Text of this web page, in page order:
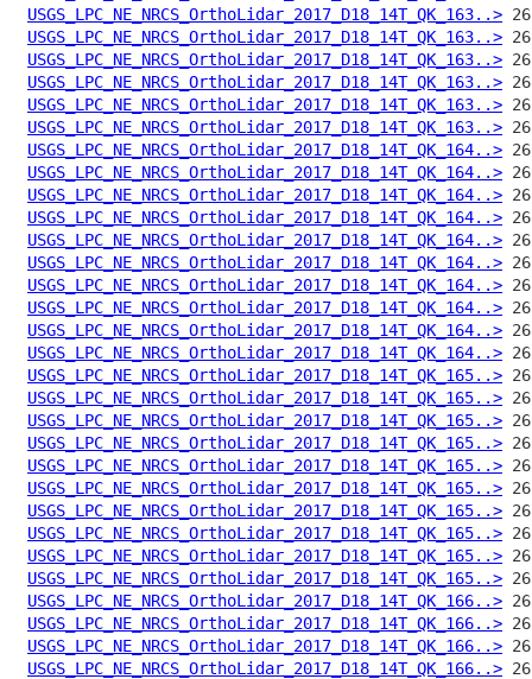
USGS_LPC_NE_NRCS_OrthoLidar_2017_D18_14T_QK_163..>
USGS_LPC_NE_NRCS_OrthoLidar_2017_D18_14T_QK_163..>
USGS_LPC_NE_NRCS_OrthoLidar_2017_D18_14T_QK_163..>
USGS_LPC_NE_NRCS_OrthoLidar_2017_D18_14T_QK_163..>
USGS_LPC_NE_NRCS_OrthoLidar_2017_D18_14T_QK_163..>
USGS_LPC_NE_NRCS_OrthoLidar_2017_D18_14T_QK_163..>
USGS_LPC_NE_NRCS_OrthoLidar_2017_D18_14T_QK_164..>
USGS_LPC_NE_NRCS_OrthoLidar_2017_D18_14T_QK_164..>
USGS_LPC_NE_NRCS_OrthoLidar_2017_D18_14T_QK_164..>
USGS_LPC_NE_NRCS_OrthoLidar_2017_D18_14T_QK_164..>
USGS_LPC_NE_NRCS_OrthoLidar_2017_D18_14T_QK_164..>
USGS_LPC_NE_NRCS_OrthoLidar_2017_D18_14T_QK_164..>
USGS_LPC_NE_NRCS_OrthoLidar_2017_D18_14T_QK_164..>
USGS_LPC_NE_NRCS_OrthoLidar_2017_D18_14T_QK_164..>
USGS_LPC_NE_NRCS_OrthoLidar_2017_D18_14T_QK_164..>
USGS_LPC_NE_NRCS_OrthoLidar_2017_D18_14T_QK_164..>
USGS_LPC_NE_NRCS_OrthoLidar_2017_D18_14T_QK_165..>
USGS_LPC_NE_NRCS_OrthoLidar_2017_D18_14T_QK_165..>
USGS_LPC_NE_NRCS_OrthoLidar_2017_D18_14T_QK_165..>
USGS_LPC_NE_NRCS_OrthoLidar_2017_D18_14T_QK_165..>
USGS_LPC_NE_NRCS_OrthoLidar_2017_D18_14T_QK_165..>
USGS_LPC_NE_NRCS_OrthoLidar_2017_D18_14T_QK_165..>
USGS_LPC_NE_NRCS_OrthoLidar_2017_D18_14T_QK_165..>
USGS_LPC_NE_NRCS_OrthoLidar_2017_D18_14T_QK_165..>
USGS_LPC_NE_NRCS_OrthoLidar_2017_D18_14T_QK_165..>
USGS_LPC_NE_NRCS_OrthoLidar_2017_D18_14T_QK_165..>
USGS_LPC_NE_NRCS_OrthoLidar_2017_D18_14T_QK_166..>
USGS_LPC_NE_NRCS_OrthoLidar_2017_D18_14T_QK_166..>
USGS_LPC_NE_NRCS_OrthoLidar_2017_D18_14T_QK_166..>
USGS_LPC_NE_NRCS_OrthoLidar_2017_D18_14T_QK_166..>